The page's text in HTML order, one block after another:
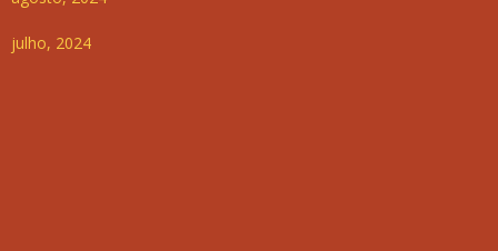
julho, 2024